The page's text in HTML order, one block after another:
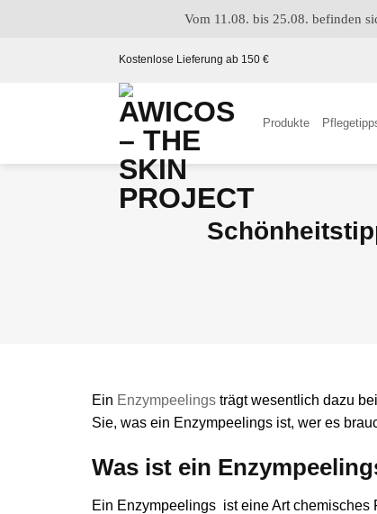
Vom 11.08. bis 25.08. befinden
Kostenlose Lieferung ab 150 €
Produkte
Ein Enzympeelings trägt wesentlich dazu
Sie, was ein Enzympeelings ist, wer es
Was ist ein
Ein Enzympeelings ist eine Art chemisches